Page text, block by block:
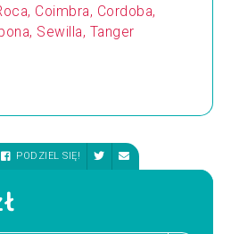
Coimbra, Cordoba,
Sewilla, Tanger
PODZIEL SIĘ!